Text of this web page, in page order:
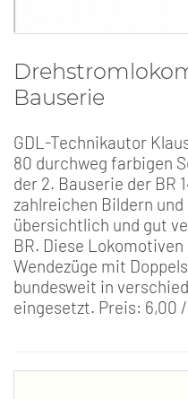
Bauserie
GDL-Technikautor
80 durchweg farbigen
der 2. Bauserie der BR
zahlreichen Bildern
übersichtlich und gut
BR. Diese
Wendezüge mit
bundesweit in
eingesetzt. Preis: 6,00